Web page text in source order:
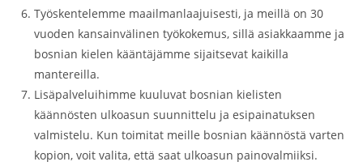
Työskentelemme maailmanlaajuisesti, ja meillä on 30
vuoden kansainvälinen työkokemus, sillä asiakkaamme ja
bosnian kielen kääntäjämme sijaitsevat kaikilla
mantereilla.
Lisäpalveluihimme kuuluvat bosnian kielisten
käännösten ulkoasun suunnittelu ja esipainatuksen
valmistelu. Kun toimitat meille bosnian käännöstä varten
kopion, voit valita, että saat ulkoasun painovalmiiksi.